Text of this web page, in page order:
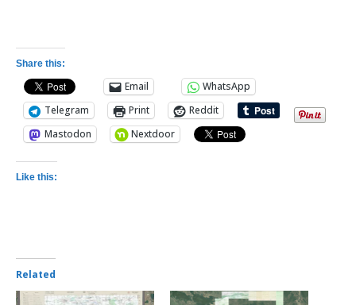
Share this:
Email
WhatsApp
Telegram
Print
Reddit
Mastodon
Nextdoor
Like this:
Related